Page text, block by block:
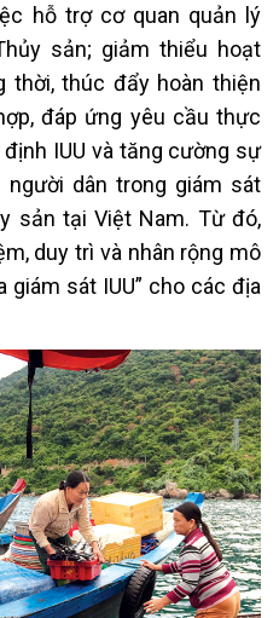
hỗ trợ cơ quan quản lý
sản; giảm thiểu hoạt
thời, thúc đẩy hoàn thiện
đáp ứng yêu cầu thực
IUU và tăng cường sự
dân trong giám sát
sản tại Việt Nam. Từ đó,
duy trì và nhân rộng mô
giám sát IUU” cho các địa